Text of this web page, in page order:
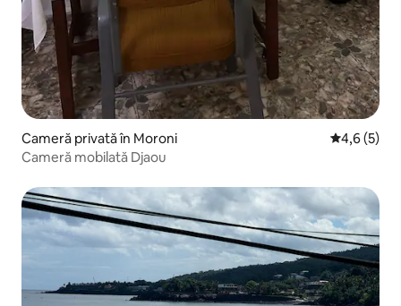
Cameră privată în Moroni Scor
4,6 (5)
Cameră mobilată Djaou